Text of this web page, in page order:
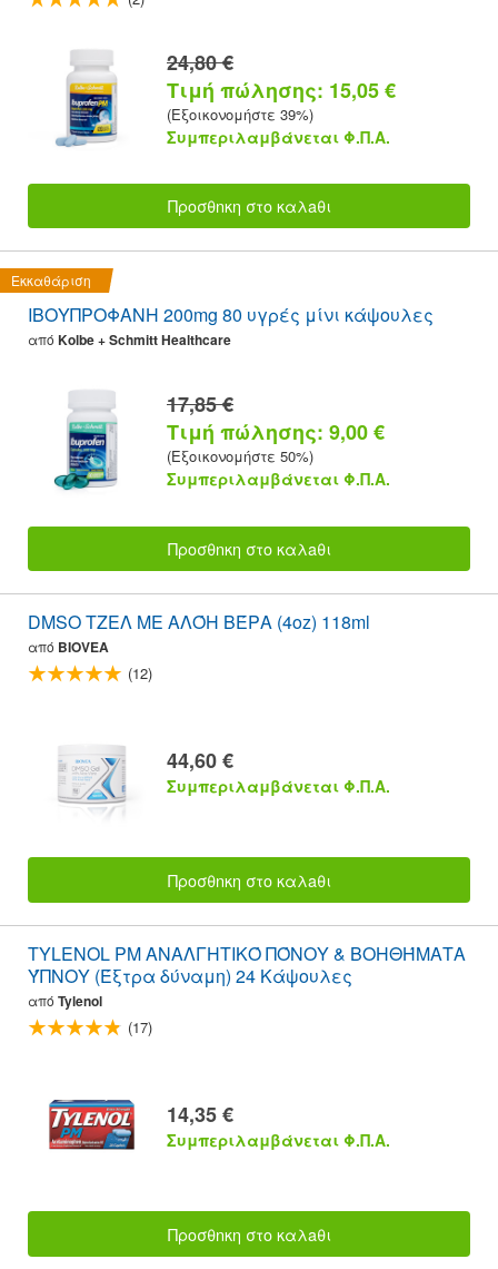
24,80 €
Τιμή πώλησης: 15,05 €
(Εξοικονομήστε 39%)
Συμπεριλαμβάνεται Φ.Π.Α.
Προσθnκη στο καλaθι
Εκκαθάριση
ΙΒΟΥΠΡΟΦΑΝΗ 200mg 80 υγρές μίνι κάψουλες
από Kolbe + Schmitt Healthcare
17,85 €
Τιμή πώλησης: 9,00 €
(Εξοικονομήστε 50%)
Συμπεριλαμβάνεται Φ.Π.Α.
Προσθnκη στο καλaθι
DMSO ΤΖΕΛ ΜΕ ΑΛΌΗ ΒΈΡΑ (4oz) 118ml
από BIOVEA
(12)
44,60 €
Συμπεριλαμβάνεται Φ.Π.Α.
Προσθnκη στο καλaθι
TYLENOL PM ΑΝΑΛΓΗΤΙΚΌ ΠΌΝΟΥ & ΒΟΗΘΉΜΑΤΑ
ΎΠΝΟΥ (Έξτρα δύναμη) 24 Κάψουλες
από Tylenol
(17)
14,35 €
Συμπεριλαμβάνεται Φ.Π.Α.
Προσθnκη στο καλaθι